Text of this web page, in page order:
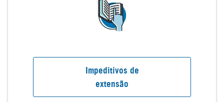
Impeditivos de
extensão